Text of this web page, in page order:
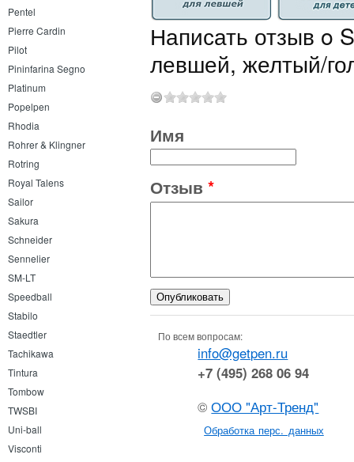
Pentel
Pierre Cardin
Pilot
Pininfarina Segno
Platinum
Popelpen
Rhodia
Rohrer & Klingner
Rotring
Royal Talens
Sailor
Sakura
Schneider
Sennelier
SM-LT
Speedball
Stabilo
Staedtler
Tachikawa
Tintura
Tombow
TWSBI
Uni-ball
Visconti
Написать отзыв o
левшей, желтый/
Имя
Отзыв *
По всем вопросам:
info@getpen.ru
+7 (495) 268 06 94
©ООО "Арт-Тренд"
Обработка перс. данных